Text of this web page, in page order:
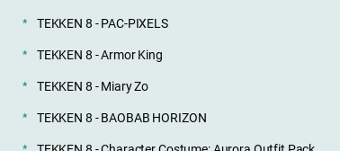
TEKKEN 8 - PAC-PIXELS
TEKKEN 8 - Armor King
TEKKEN 8 - Miary Zo
TEKKEN 8 - BAOBAB HORIZON